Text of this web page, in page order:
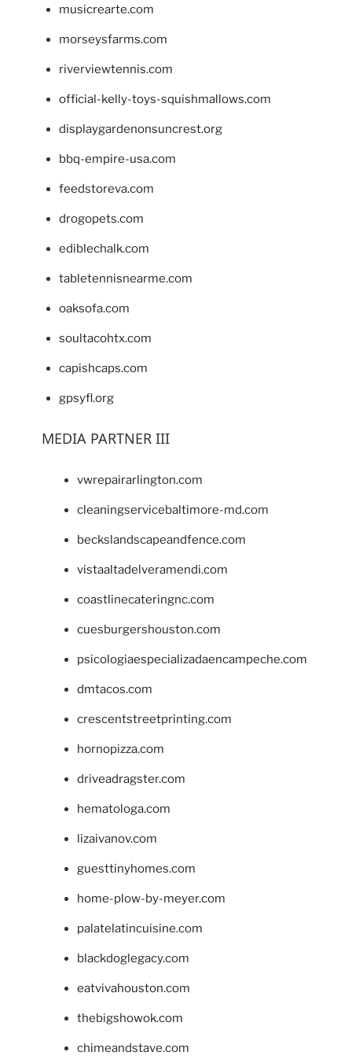
musicrearte.com
morseysfarms.com
riverviewtennis.com
official-kelly-toys-squishmallows.com
displaygardenonsuncrest.org
bbq-empire-usa.com
feedstoreva.com
drogopets.com
ediblechalk.com
tabletennisnearme.com
oaksofa.com
soultacohtx.com
capishcaps.com
gpsyfl.org
MEDIA PARTNER III
vwrepairarlington.com
cleaningservicebaltimore-md.com
beckslandscapeandfence.com
vistaaltadelveramendi.com
coastlinecateringnc.com
cuesburgershouston.com
psicologiaespecializadaencampeche.com
dmtacos.com
crescentstreetprinting.com
hornopizza.com
driveadragster.com
hematologa.com
lizaivanov.com
guesttinyhomes.com
home-plow-by-meyer.com
palatelatincuisine.com
blackdoglegacy.com
eatvivahouston.com
thebigshowok.com
chimeandstave.com